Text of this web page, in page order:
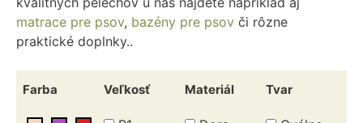
matrace pre psov, bazény pre psov či rôzne
praktické doplnky..
Farba Veľkosť Materiál Tvar